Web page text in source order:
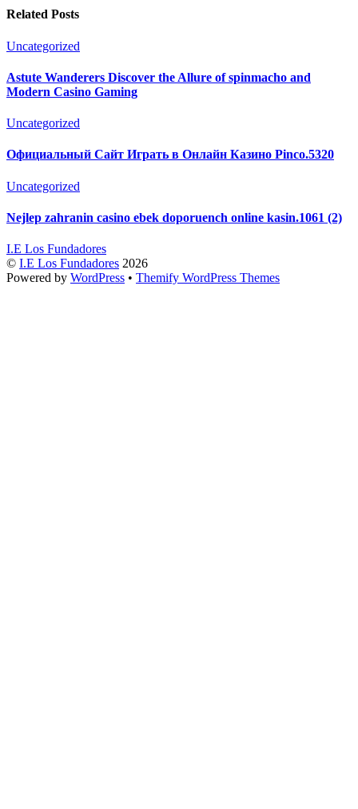
Related Posts
Uncategorized
Astute Wanderers Discover the Allure of spinmacho and
Modern Casino Gaming
Uncategorized
Официальный Сайт Играть в Онлайн Казино Pinco.5320
Uncategorized
Nejlep zahranin casino ebek doporuench online kasin.1061 (2)
I.E Los Fundadores
© I.E Los Fundadores 2026
Powered by WordPress • Themify WordPress Themes